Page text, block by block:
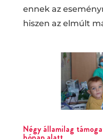
ennek az
hiszen az elmúlt
Négy államilag